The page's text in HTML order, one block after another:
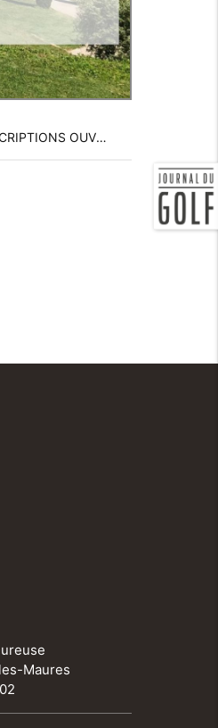
OUVERTES
Maures